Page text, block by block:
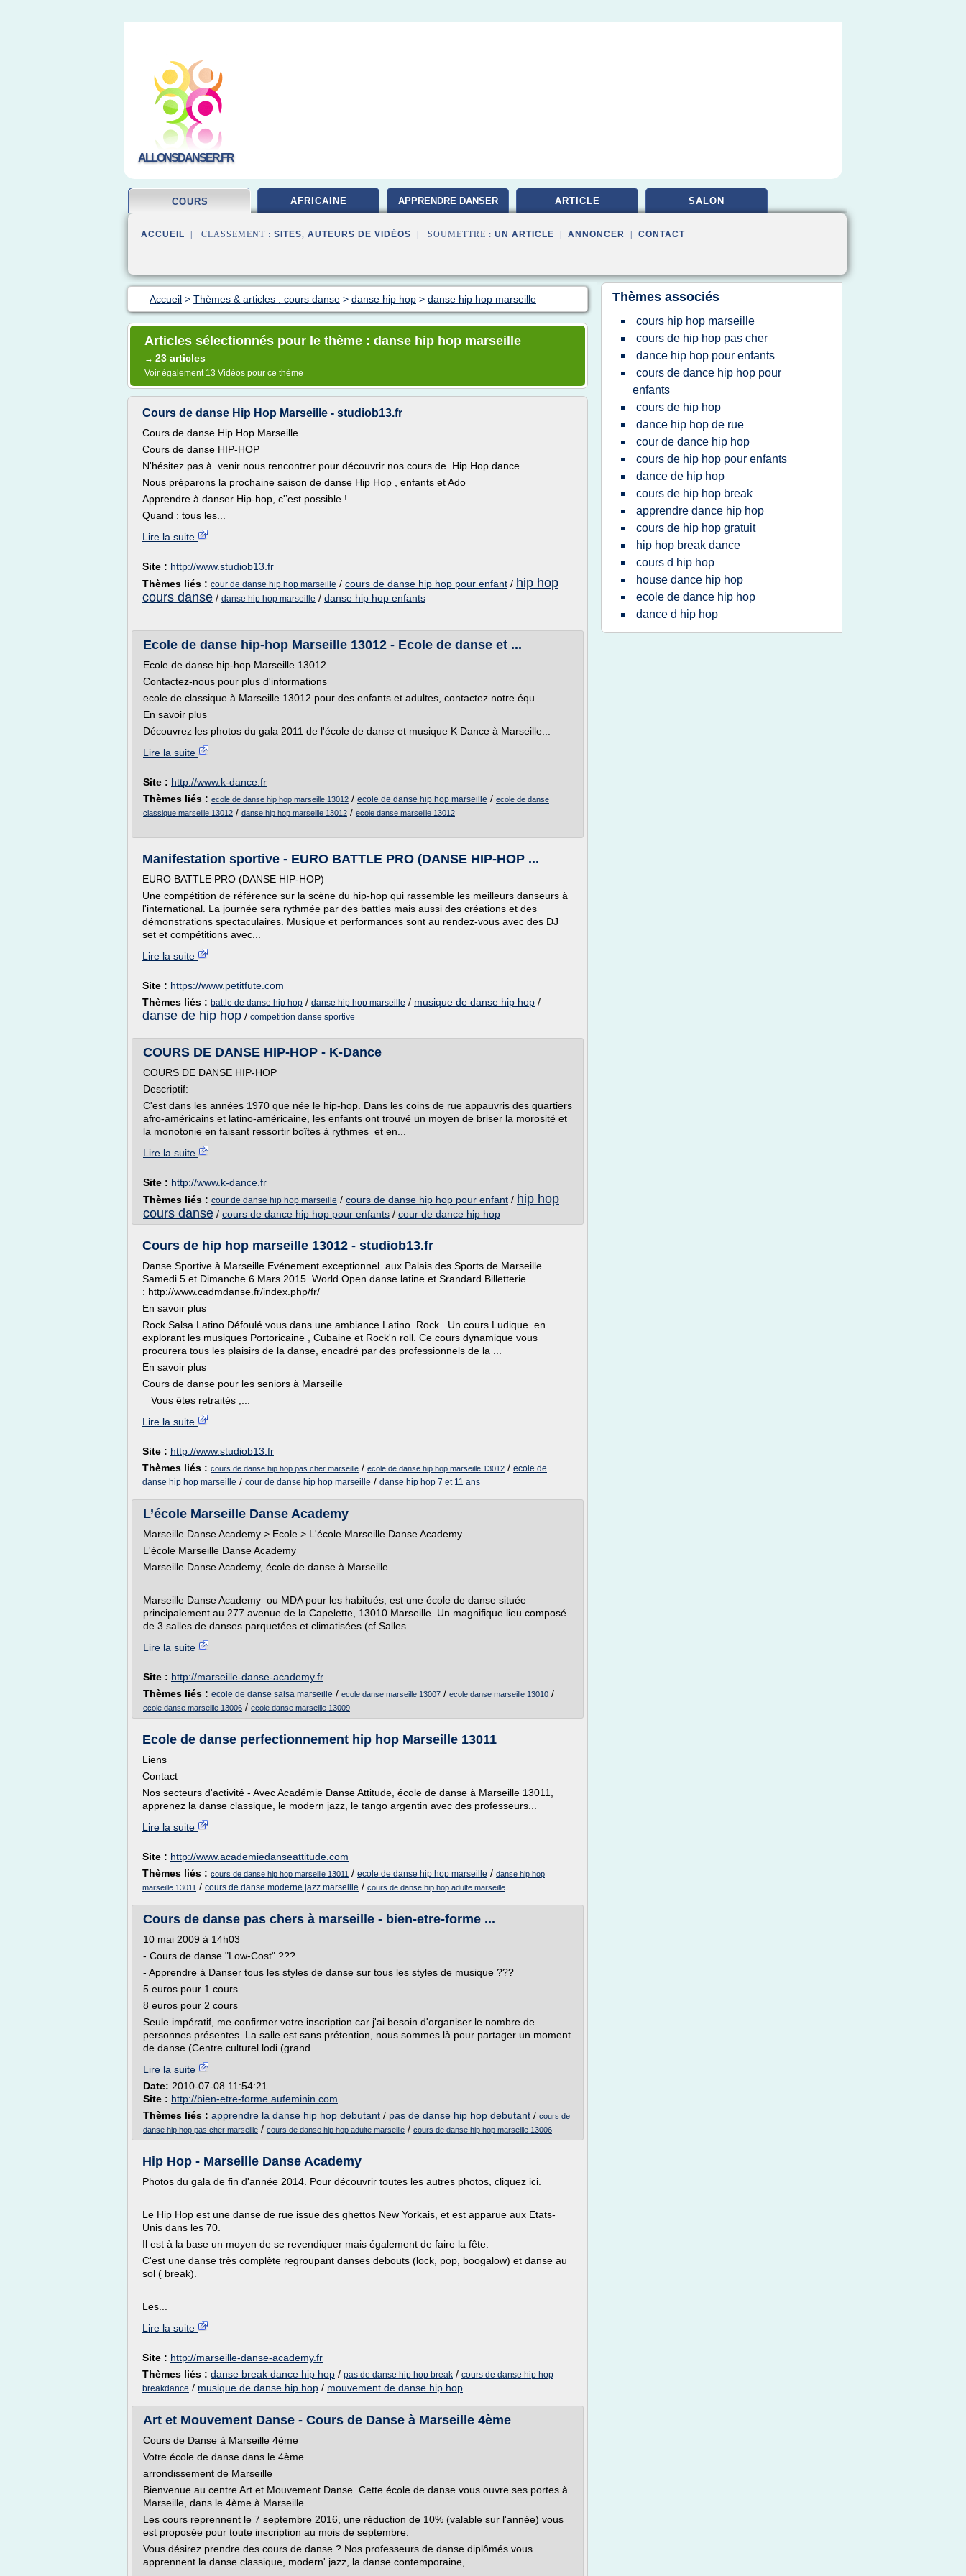
ALLONSDANSER.FR
COURS AFRICAINE APPRENDRE DANSER ARTICLE SALON
ACCUEIL | CLASSEMENT : SITES, AUTEURS DE VIDÉOS | SOUMETTRE : UN ARTICLE ANNONCER CONTACT
Accueil > Thèmes & articles : cours danse > danse hip hop > danse hip hop marseille
Articles sélectionnés pour le thème : danse hip hop marseille
→ 23 articles
Voir également 13 Vidéos pour ce thème
Cours de danse Hip Hop Marseille - studiob13.fr
Cours de danse Hip Hop Marseille
Cours de danse HIP-HOP
N'hésitez pas à venir nous rencontrer pour découvrir nos cours de Hip Hop dance.
Nous préparons la prochaine saison de danse Hip Hop , enfants et Ado
Apprendre à danser Hip-hop, c'’est possible !
Quand : tous les...
Lire la suite
Site : http://www.studiob13.fr
Thèmes liés : cour de danse hip hop marseille / cours de danse hip hop pour enfant / hip hop
cours danse / danse hip hop marseille / danse hip hop enfants
Ecole de danse hip-hop Marseille 13012 - Ecole de danse et ...
Ecole de danse hip-hop Marseille 13012
Contactez-nous pour plus d'informations
ecole de classique à Marseille 13012 pour des enfants et adultes, contactez notre équ...
En savoir plus
Découvrez les photos du gala 2011 de l'école de danse et musique K Dance à Marseille...
Lire la suite
Site : http://www.k-dance.fr
Thèmes liés : ecole de danse hip hop marseille 13012 / ecole de danse hip hop marseille / ecole de danse
classique marseille 13012 / danse hip hop marseille 13012 / ecole danse marseille 13012
Manifestation sportive - EURO BATTLE PRO (DANSE HIP-HOP ...
EURO BATTLE PRO (DANSE HIP-HOP)
Une compétition de référence sur la scène du hip-hop qui rassemble les meilleurs danseurs à
l'international. La journée sera rythmée par des battles mais aussi des créations et des
démonstrations spectaculaires. Musique et performances sont au rendez-vous avec des DJ
set et compétitions avec...
Lire la suite
Site : https://www.petitfute.com
Thèmes liés : battle de danse hip hop / danse hip hop marseille / musique de danse hip hop /
danse de hip hop / competition danse sportive
COURS DE DANSE HIP-HOP - K-Dance
COURS DE DANSE HIP-HOP
Descriptif:
C'est dans les années 1970 que née le hip-hop. Dans les coins de rue appauvris des quartiers
afro-américains et latino-américaine, les enfants ont trouvé un moyen de briser la morosité et
la monotonie en faisant ressortir boîtes à rythmes et en...
Lire la suite
Site : http://www.k-dance.fr
Thèmes liés : cour de danse hip hop marseille / cours de danse hip hop pour enfant / hip hop
cours danse / cours de dance hip hop pour enfants / cour de dance hip hop
Cours de hip hop marseille 13012 - studiob13.fr
Danse Sportive à Marseille Evénement exceptionnel aux Palais des Sports de Marseille
Samedi 5 et Dimanche 6 Mars 2015. World Open danse latine et Srandard Billetterie
: http://www.cadmdanse.fr/index.php/fr/
En savoir plus
Rock Salsa Latino Défoulé vous dans une ambiance Latino Rock. Un cours Ludique en
explorant les musiques Portoricaine , Cubaine et Rock'n roll. Ce cours dynamique vous
procurera tous les plaisirs de la danse, encadré par des professionnels de la ...
En savoir plus
Cours de danse pour les seniors à Marseille
Vous êtes retraités ,...
Lire la suite
Site : http://www.studiob13.fr
Thèmes liés : cours de danse hip hop pas cher marseille / ecole de danse hip hop marseille 13012 / ecole de
danse hip hop marseille / cour de danse hip hop marseille / danse hip hop 7 et 11 ans
L’école Marseille Danse Academy
Marseille Danse Academy > Ecole > L'école Marseille Danse Academy
L'école Marseille Danse Academy
Marseille Danse Academy, école de danse à Marseille
Marseille Danse Academy ou MDA pour les habitués, est une école de danse située
principalement au 277 avenue de la Capelette, 13010 Marseille. Un magnifique lieu composé
de 3 salles de danses parquetées et climatisées (cf Salles...
Lire la suite
Site : http://marseille-danse-academy.fr
Thèmes liés : ecole de danse salsa marseille / ecole danse marseille 13007 / ecole danse marseille 13010 /
ecole danse marseille 13006 / ecole danse marseille 13009
Ecole de danse perfectionnement hip hop Marseille 13011
Liens
Contact
Nos secteurs d'activité - Avec Académie Danse Attitude, école de danse à Marseille 13011,
apprenez la danse classique, le modern jazz, le tango argentin avec des professeurs...
Lire la suite
Site : http://www.academiedanseattitude.com
Thèmes liés : cours de danse hip hop marseille 13011 / ecole de danse hip hop marseille / danse hip hop
marseille 13011 / cours de danse moderne jazz marseille / cours de danse hip hop adulte marseille
Cours de danse pas chers à marseille - bien-etre-forme ...
10 mai 2009 à 14h03
- Cours de danse "Low-Cost" ???
- Apprendre à Danser tous les styles de danse sur tous les styles de musique ???
5 euros pour 1 cours
8 euros pour 2 cours
Seule impératif, me confirmer votre inscription car j'ai besoin d'organiser le nombre de
personnes présentes. La salle est sans prétention, nous sommes là pour partager un moment
de danse (Centre culturel lodi (grand...
Lire la suite
Date: 2010-07-08 11:54:21
Site : http://bien-etre-forme.aufeminin.com
Thèmes liés : apprendre la danse hip hop debutant / pas de danse hip hop debutant / cours de
danse hip hop pas cher marseille / cours de danse hip hop adulte marseille / cours de danse hip hop marseille 13006
Hip Hop - Marseille Danse Academy
Photos du gala de fin d'année 2014. Pour découvrir toutes les autres photos, cliquez ici.
Le Hip Hop est une danse de rue issue des ghettos New Yorkais, et est apparue aux Etats-
Unis dans les 70.
Il est à la base un moyen de se revendiquer mais également de faire la fête.
C'est une danse très complète regroupant danses debouts (lock, pop, boogalow) et danse au
sol ( break).
Les...
Lire la suite
Site : http://marseille-danse-academy.fr
Thèmes liés : danse break dance hip hop / pas de danse hip hop break / cours de danse hip hop
breakdance / musique de danse hip hop / mouvement de danse hip hop
Art et Mouvement Danse - Cours de Danse à Marseille 4ème
Cours de Danse à Marseille 4ème
Votre école de danse dans le 4ème
arrondissement de Marseille
Bienvenue au centre Art et Mouvement Danse. Cette école de danse vous ouvre ses portes à
Marseille, dans le 4ème à Marseille.
Les cours reprennent le 7 septembre 2016, une réduction de 10% (valable sur l'année) vous
est proposée pour toute inscription au mois de septembre.
Vous désirez prendre des cours de danse ? Nos professeurs de danse diplômés vous
apprennent la danse classique, modern' jazz, la danse contemporaine,...
Thèmes associés
cours hip hop marseille
cours de hip hop pas cher
dance hip hop pour enfants
cours de dance hip hop pour
enfants
cours de hip hop
dance hip hop de rue
cour de dance hip hop
cours de hip hop pour enfants
dance de hip hop
cours de hip hop break
apprendre dance hip hop
cours de hip hop gratuit
hip hop break dance
cours d hip hop
house dance hip hop
ecole de dance hip hop
dance d hip hop